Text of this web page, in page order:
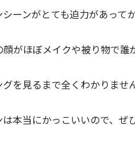
シーンがとても迫力があって
顔がほぼメイクや被り物で誰
グを見るまで全くわかりませ
本当にかっこいいので、ぜ